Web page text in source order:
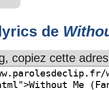
de
copiez cette